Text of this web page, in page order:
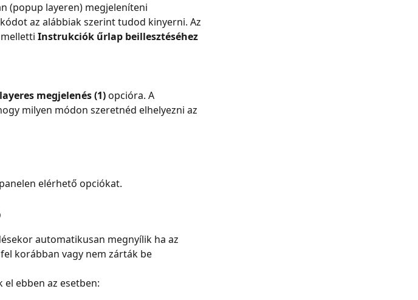
(popup layeren) megjeleníteni
az alábbiak szerint tudod kinyerni. Az
Instrukciók űrlap beillesztéséhez
megjelenés (1) opcióra. A
milyen módon szeretnéd elhelyezni az
elérhető opciókat.
automatikusan megnyílik ha az
korábban vagy nem zárták be
ebben az esetben: